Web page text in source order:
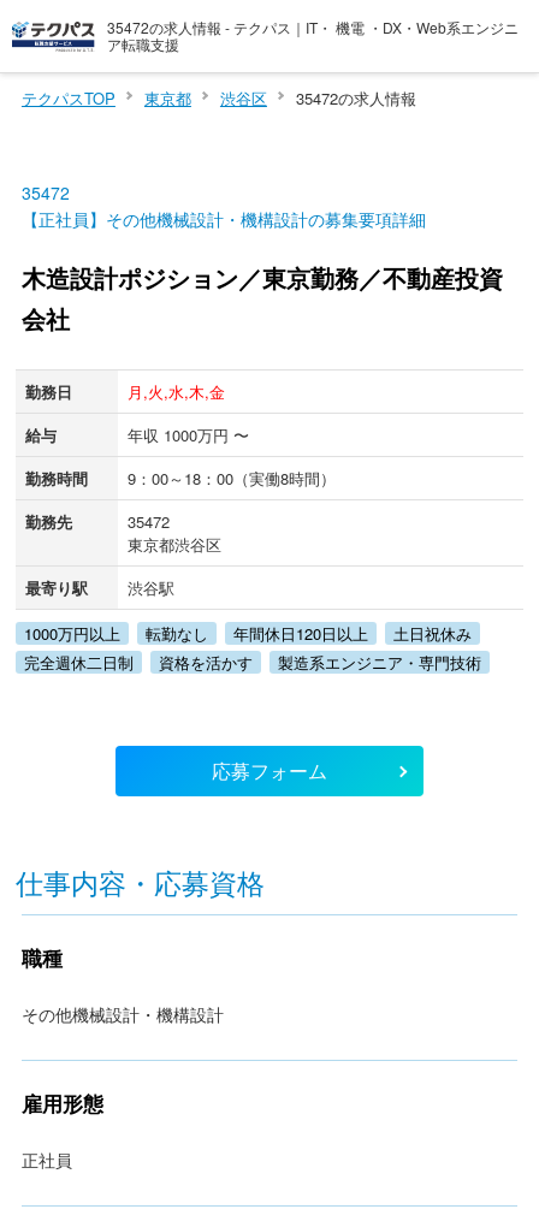
35472の求人情報 - テクパス｜IT・ 機電 ・DX・Web系エンジニ
ア転職支援
テクパスTOP 東京都 渋谷区 35472の求人情報
35472
【正社員】その他機械設計・機構設計の募集要項詳細
木造設計ポジション／東京勤務／不動産投資
会社
勤務日
月,火,水,木,金
給与
年収 1000万円 〜
勤務時間
9：00～18：00（実働8時間）
勤務先
35472
東京都渋谷区
最寄り駅
渋谷駅
1000万円以上
転勤なし 年間休日120日以上
土日祝休み
完全週休二日制
資格を活かす 製造系エンジニア・専門技術
応募フォーム
仕事内容・応募資格
職種
その他機械設計・機構設計
雇用形態
正社員